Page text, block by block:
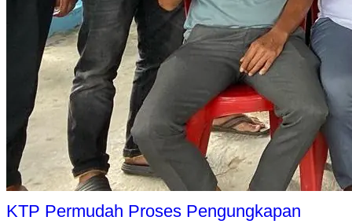
KTP Permudah Proses Pengungkapan